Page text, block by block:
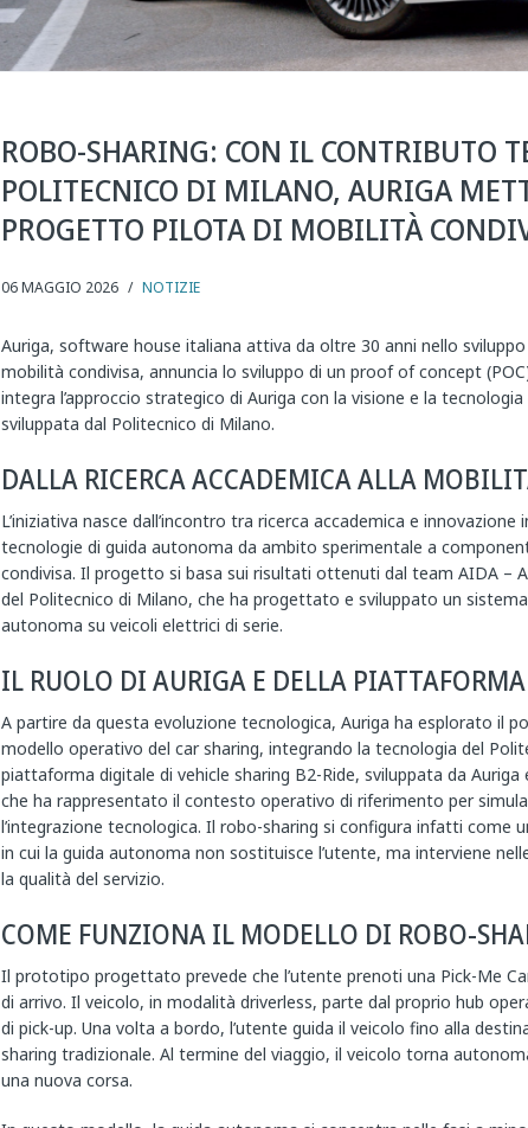
ROBO-SHARING: CON IL CONTRIBUTO
POLITECNICO DI MILANO, AURIGA
PROGETTO PILOTA DI MOBILITÀ
06 MAGGIO 2026 / NOTIZIE
Auriga, software house italiana attiva da oltre 30 anni nello
mobilità condivisa, annuncia lo sviluppo di un proof of concept
integra l’approccio strategico di Auriga con la visione e la
sviluppata dal Politecnico di Milano.
DALLA RICERCA ACCADEMICA ALLA
L’iniziativa nasce dall’incontro tra ricerca accademica e
tecnologie di guida autonoma da ambito sperimentale a
condivisa. Il progetto si basa sui risultati ottenuti dal team AIDA –
del Politecnico di Milano, che ha progettato e sviluppato un
autonoma su veicoli elettrici di serie.
IL RUOLO DI AURIGA E DELLA
A partire da questa evoluzione tecnologica, Auriga ha esplorato il
modello operativo del car sharing, integrando la tecnologia del
piattaforma digitale di vehicle sharing B2-Ride, sviluppata da
che ha rappresentato il contesto operativo di riferimento per
l’integrazione tecnologica. Il robo-sharing si configura infatti come
in cui la guida autonoma non sostituisce l’utente, ma interviene
la qualità del servizio.
COME FUNZIONA IL MODELLO DI ROBO-
Il prototipo progettato prevede che l’utente prenoti una Pick-Me
di arrivo. Il veicolo, in modalità driverless, parte dal proprio hub
di pick-up. Una volta a bordo, l’utente guida il veicolo fino alla
sharing tradizionale. Al termine del viaggio, il veicolo torna
una nuova corsa.